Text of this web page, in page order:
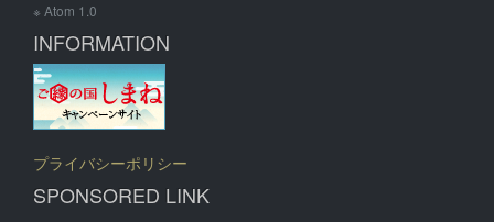
※ Atom 1.0
INFORMATION
プライバシーポリシー
SPONSORED LINK